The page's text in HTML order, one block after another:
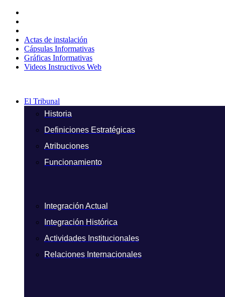
contenido
Actas de instalación
Cápsulas Informativas
Gráficas Informativas
Videos Instructivos Web
El Tribunal
Historia
Definiciones Estratégicas
Atribuciones
Funcionamiento
Integración Actual
Integración Histórica
Actividades Institucionales
Relaciones Internacionales